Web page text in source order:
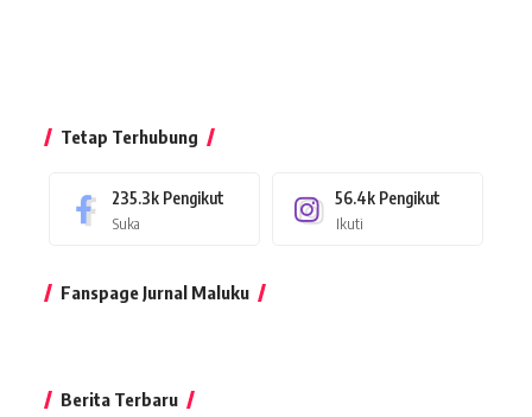
Tetap Terhubung
235.3k Pengikut
Suka
56.4k Pengikut
Ikuti
Fanspage Jurnal Maluku
Berita Terbaru